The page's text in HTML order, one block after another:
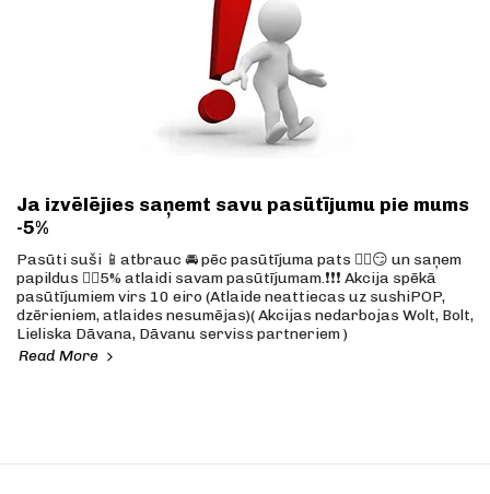
Ja izvēlējies saņemt savu pasūtījumu pie mums
-5%
Pasūti suši 📱atbrauc 🚘 pēc pasūtījuma pats ☝🏼️😏 un saņem
papildus 👉🏼5% atlaidi savam pasūtījumam.❗️❗️❗️ Akcija spēkā
pasūtījumiem virs 10 eiro (Atlaide neattiecas uz sushiPOP,
dzērieniem, atlaides nesumējas)( Akcijas nedarbojas Wolt, Bolt,
Lieliska Dāvana, Dāvanu serviss partneriem )
Read More